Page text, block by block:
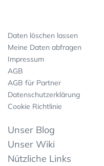
Daten löschen lassen
Meine Daten abfragen
Impressum
AGB
AGB für Partner
Datenschutzerklärung
Cookie Richtlinie
Unser Blog
Unser Wiki
Nützliche Links